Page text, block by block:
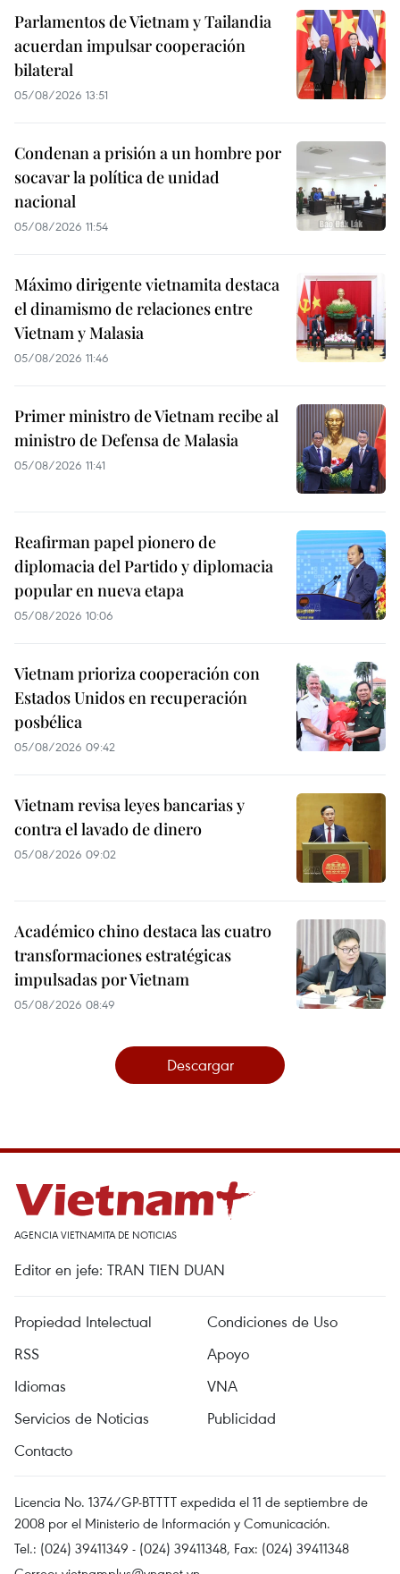
Parlamentos de Vietnam y Tailandia
acuerdan impulsar cooperación
bilateral
05/08/2026 13:51
Condenan a prisión a un hombre por
socavar la política de unidad
nacional
05/08/2026 11:54
Máximo dirigente vietnamita destaca
el dinamismo de relaciones entre
Vietnam y Malasia
05/08/2026 11:46
Primer ministro de Vietnam recibe al
ministro de Defensa de Malasia
05/08/2026 11:41
Reafirman papel pionero de
diplomacia del Partido y diplomacia
popular en nueva etapa
05/08/2026 10:06
Vietnam prioriza cooperación con
Estados Unidos en recuperación
posbélica
05/08/2026 09:42
Vietnam revisa leyes bancarias y
contra el lavado de dinero
05/08/2026 09:02
Académico chino destaca las cuatro
transformaciones estratégicas
impulsadas por Vietnam
05/08/2026 08:49
Descargar
AGENCIA VIETNAMITA DE NOTICIAS
Editor en jefe: TRAN TIEN DUAN
Propiedad Intelectual
Condiciones de Uso
RSS
Apoyo
Idiomas
VNA
Servicios de Noticias
Publicidad
Contacto
Licencia No. 1374/GP-BTTTT expedida el 11 de septiembre de
2008 por el Ministerio de Información y Comunicación.
Tel.: (024) 39411349 - (024) 39411348, Fax: (024) 39411348